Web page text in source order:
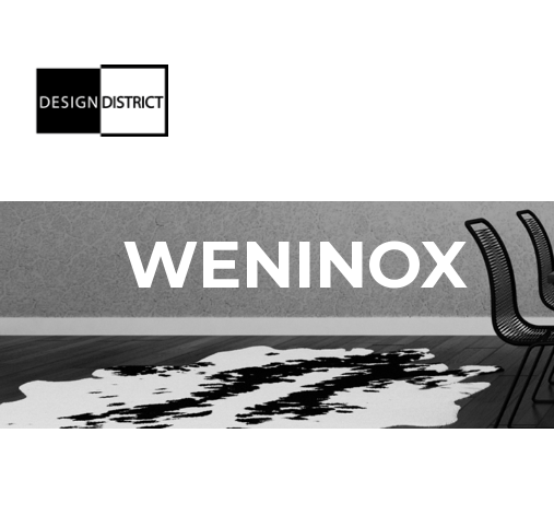
WENINOX